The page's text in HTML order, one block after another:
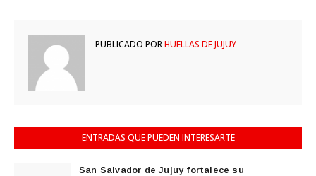
PUBLICADO PORHUELLAS DE JUJUY
ENTRADAS QUE PUEDEN INTERESARTE
San Salvador de Jujuy fortalece su